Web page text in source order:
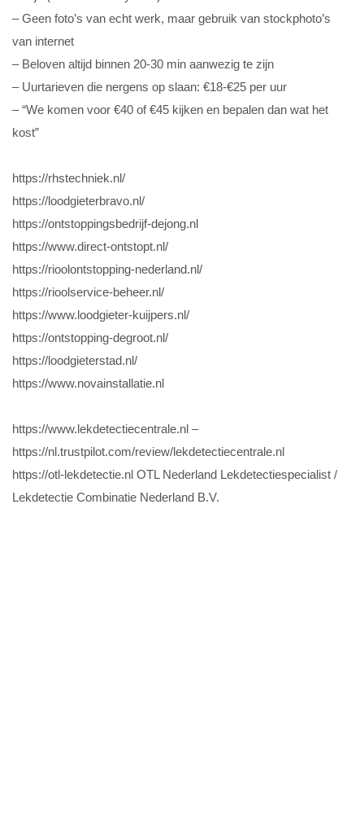
– Geen foto’s van echt werk, maar gebruik van stockphoto’s
van internet
– Beloven altijd binnen 20-30 min aanwezig te zijn
– Uurtarieven die nergens op slaan: €18-€25 per uur
– “We komen voor €40 of €45 kijken en bepalen dan wat het
kost”
https://rhstechniek.nl/
https://loodgieterbravo.nl/
https://ontstoppingsbedrijf-dejong.nl
https://www.direct-ontstopt.nl/
https://rioolontstopping-nederland.nl/
https://rioolservice-beheer.nl/
https://www.loodgieter-kuijpers.nl/
https://ontstopping-degroot.nl/
https://loodgieterstad.nl/
https://www.novainstallatie.nl
https://www.lekdetectiecentrale.nl –
https://nl.trustpilot.com/review/lekdetectiecentrale.nl
https://otl-lekdetectie.nl OTL Nederland Lekdetectiespecialist /
Lekdetectie Combinatie Nederland B.V.